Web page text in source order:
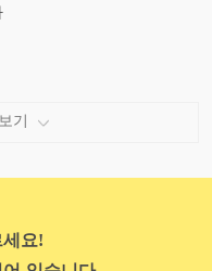
기
요!